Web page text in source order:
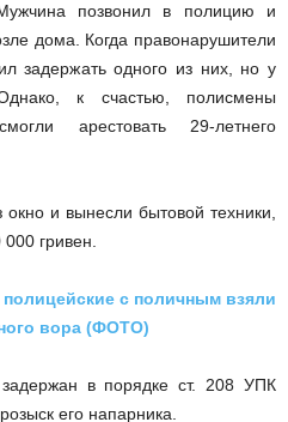
позвонил в полицию и
дома. Когда правонарушители
задержать одного из них, но у
к счастью, полисмены
арестовать 29-летнего
и вынесли бытовой техники,
гривен.
с поличным взяли
вора (ФОТО)
в порядке ст. 208 УПК
его напарника.